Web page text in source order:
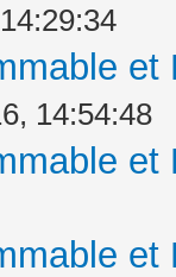
14:54:48